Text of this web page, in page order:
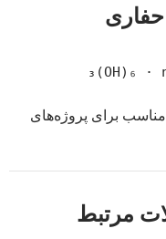
برای پروژه‌های
مرتبط